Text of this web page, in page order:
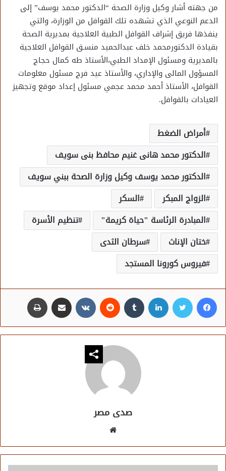
من جهته أشار وكيل وزارة الصحة “الدكتور محمد يوسف” إلى
الدعم النوعي الذي تشهده تلك القوافل من الوزارة، والتي
ينفذها فريق إشراف القوافل الطبية العلاجية بمديرية الصحة
بقيادة الدكتورمحمد خلف عبدالحميد منسـق القوافل العلاجية
بالمديرية ومسئول الإمداد الطبي،الأستاذ طه كمال حجاج
المسؤول المالى والإداري، والأستاذ عيد فرج مسئول معلومات
القوافل، الأستاذ أحمد محمد عجمي مسئول إعداد موقع وتجهيز
العيادات بالقوافل.
أمراض الضغط
الدكتور محمد هانى غنيم محافظ بنى سويف
الدكتور محمد يوسف وكيل وزارة الصحة ببني سويف
الزواج المبكر
السكر
المبادرة الرئاسة "حياة كريمة"
تنظيم الأسرة
ختان الإناث
سرطان الثدى
فيروس كورونا المستجد
فيسبوك تويتر لينكدإن مشاركة عبر البريد
صدى مصر